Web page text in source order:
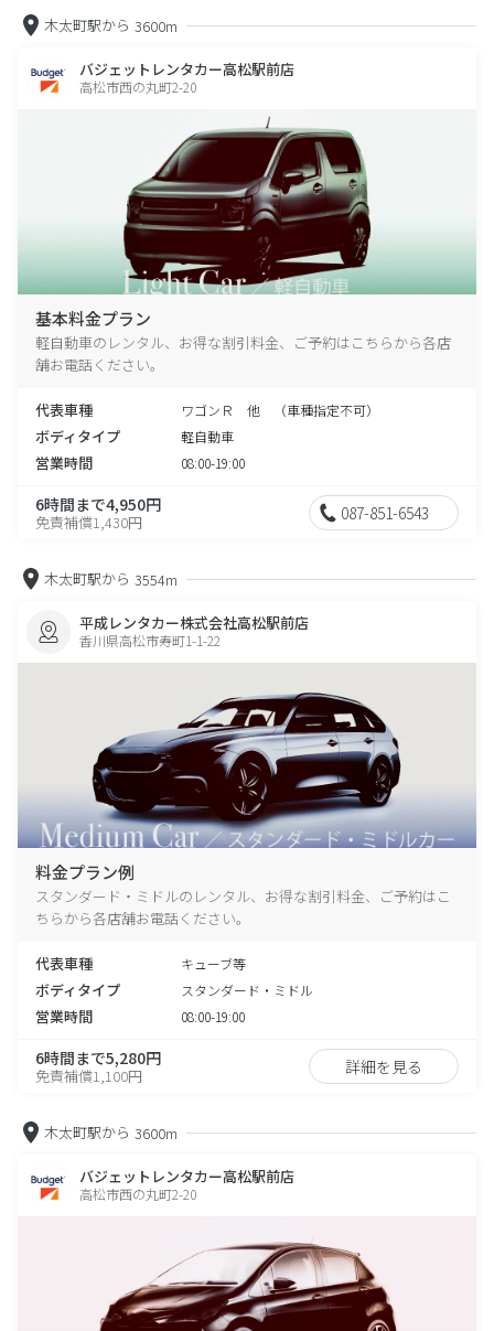
木太町駅から 3600m
バジェットレンタカー高松駅前店
高松市西の丸町2-20
基本料金プラン
軽自動車のレンタル、お得な割引料金、ご予約はこちらから各店
舗お電話ください。
代表車種 ワゴンＲ 他 （車種指定不可）
ボディタイプ 軽自動車
営業時間 08:00-19:00
6時間まで4,950円
免責補償1,430円 087-851-6543
木太町駅から 3554m
平成レンタカー株式会社高松駅前店
香川県高松市寿町1-1-22
料金プラン例
スタンダード・ミドルのレンタル、お得な割引料金、ご予約はこ
ちらから各店舗お電話ください。
代表車種 キューブ等
ボディタイプ スタンダード・ミドル
営業時間 08:00-19:00
6時間まで5,280円
免責補償1,100円 詳細を見る
木太町駅から 3600m
バジェットレンタカー高松駅前店
高松市西の丸町2-20